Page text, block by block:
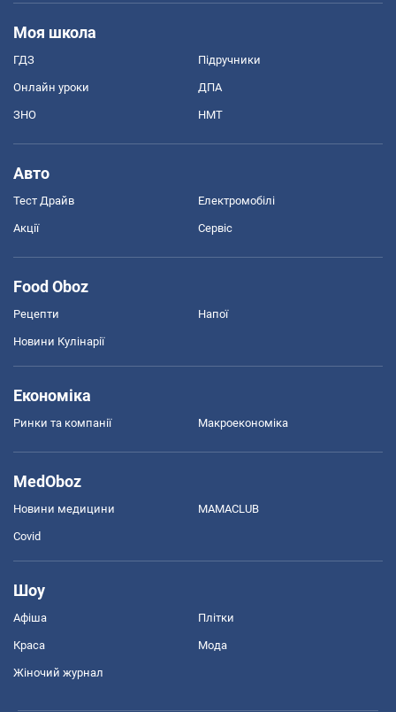
Моя школа
ГДЗ Підручники
Онлайн уроки ДПА
ЗНО НМТ
Авто
Тест Драйв Електромобілі
Акції Сервіс
Food Oboz
Рецепти Напої
Новини Кулінарії
Економіка
Ринки та компанії Макроекономіка
MedOboz
Новини медицини MAMACLUB
Covid
Шоу
Афіша Плітки
Краса Мода
Жіночий журнал